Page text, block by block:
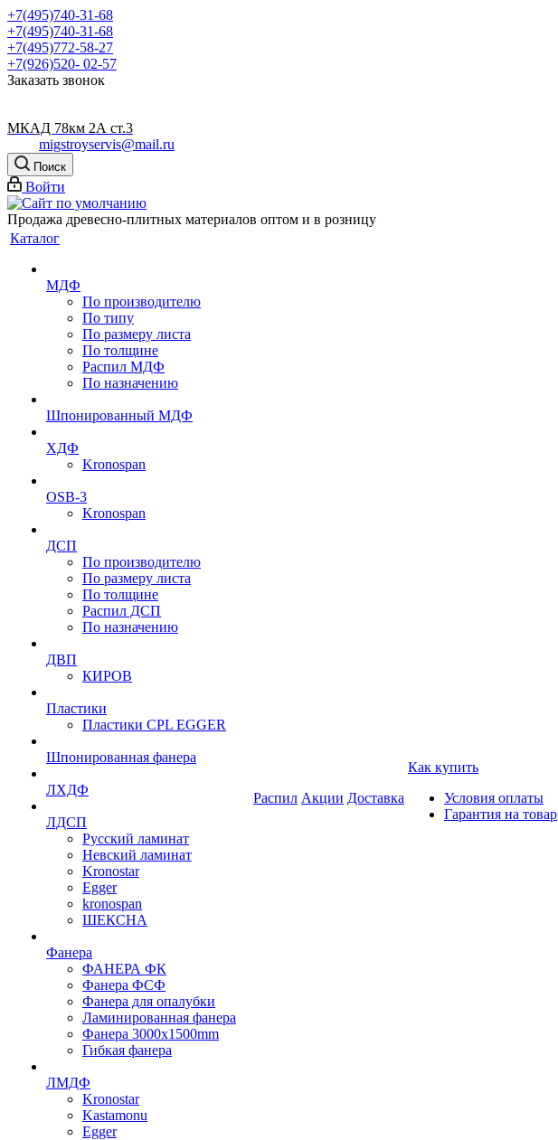
+7(495)740-31-68
+7(495)740-31-68
+7(495)772-58-27
+7(926)520- 02-57
Заказать звонок
МКАД 78км 2А ст.3
migstroyservis@mail.ru
Поиск
Войти
Продажа древесно-плитных материалов оптом и в розницу
Каталог
МДФ
По производителю
По типу
По размеру листа
По толщине
Распил МДФ
По назначению
Шпонированный МДФ
ХДФ
Kronospan
OSB-3
Kronospan
ДСП
По производителю
По размеру листа
По толщине
Распил ДСП
По назначению
ДВП
КИРОВ
Пластики
Пластики CPL EGGER
Шпонированная фанера
ЛХДФ
ЛДСП
Русский ламинат
Невский ламинат
Kronostar
Egger
kronospan
ШЕКСНА
Фанера
ФАНЕРА ФК
Фанера ФСФ
Фанера для опалубки
Ламинированная фанера
Фанера 3000х1500mm
Гибкая фанера
ЛМДФ
Kronostar
Kastamonu
Egger
Распил Акции Доставка
Как купить
Условия оплаты
Гарантия на товар